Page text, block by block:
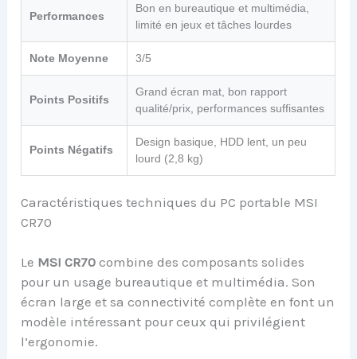
Performances
Bon en bureautique et multimédia,
limité en jeux et tâches lourdes
Note Moyenne 3/5
Points Positifs
Grand écran mat, bon rapport
qualité/prix, performances suffisantes
Points Négatifs
Design basique, HDD lent, un peu
lourd (2,8 kg)
Caractéristiques techniques du PC portable MSI
CR70
Le MSI CR70 combine des composants solides
pour un usage bureautique et multimédia. Son
écran large et sa connectivité complète en font un
modèle intéressant pour ceux qui privilégient
l’ergonomie.